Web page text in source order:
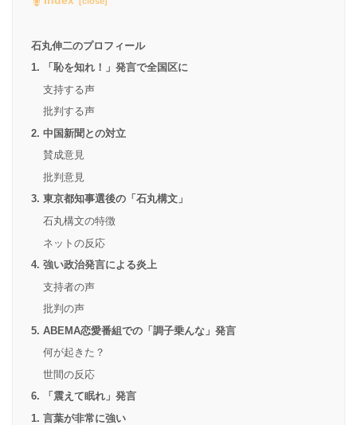
石丸伸二のプロフィール
1. 「恥を知れ！」発言で全国区に
支持する声
批判する声
2. 中国新聞との対立
賛成意見
批判意見
3. 東京都知事選後の「石丸構文」
石丸構文の特徴
ネットの反応
4. 強い政治発言による炎上
支持者の声
批判の声
5. ABEMA恋愛番組での「調子乗んな」発言
何が起きた？
世間の反応
6. 「震えて眠れ」発言
1. 言葉が非常に強い